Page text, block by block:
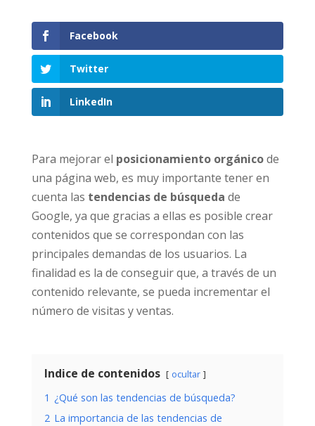
Facebook
Twitter
LinkedIn
Para mejorar el posicionamiento orgánicode
una página web, es muy importante tener en
cuenta las tendencias de búsqueda de
Google, ya que gracias a ellas es posible crear
contenidos que se correspondan con las
principales demandas de los usuarios. La
finalidad es la de conseguir que, a través de un
contenido relevante, se pueda incrementar el
número de visitas y ventas.
Indice de contenidos ocultar
1 ¿Qué son las tendencias de búsqueda?
2 La importancia de las tendencias de